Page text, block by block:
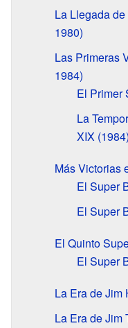
La Llegada
1980)
Las Primeras
1984)
El Primer
La
XIX (1984)
Más Victorias
El Super
El Super
El Quinto
El Super
La Era de Jim
La Era de Jim